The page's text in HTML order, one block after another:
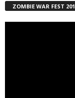
ZOMBIE WAR FEST